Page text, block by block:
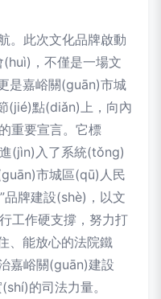
。此次文化品牌啟動
，不僅是一場文
是嘉峪關(guān)市城
(jié)點(diǎn)上，向內
重要宣言。它標
(jìn)入了系統(tǒng)
市城區(qū)人民
品牌建設(shè)，以文
工作硬支撐，努力打
、能放心的法院鐵
嘉峪關(guān)建設
的司法力量。